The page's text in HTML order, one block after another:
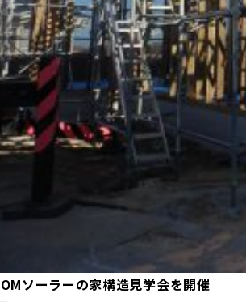
ソーラーの家構造見学会を開催